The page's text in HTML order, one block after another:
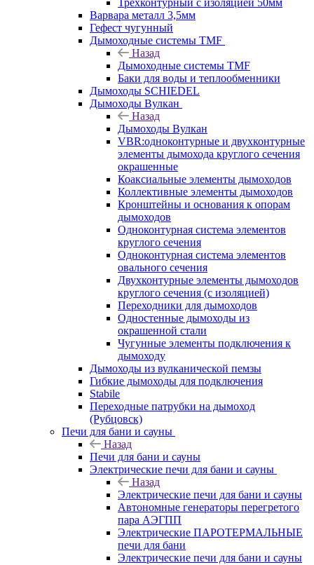
Трёхконтурный с изоляцией 50мм
Варвара металл 3,5мм
Гефест чугунный
Дымоходные системы TMF
Назад
Дымоходные системы TMF
Баки для воды и теплообменники
Дымоходы SCHIEDEL
Дымоходы Вулкан
Назад
Дымоходы Вулкан
VBR:одноконтурные и двухконтурные
элементы дымохода круглого сечения
окрашенные
Коаксиальные элементы дымоходов
Коллективные элементы дымоходов
Кронштейны и основания к опорам
дымоходов
Одноконтурная система элементов
круглого сечения
Одноконтурная система элементов
овального сечения
Двухконтурные элементы дымоходов
круглого сечения (с изоляцией)
Переходники для дымоходов
Одностенные дымоходы из
окрашенной стали
Чугунные элементы подключения к
дымоходу
Дымоходы из вулканической пемзы
Гибкие дымоходы для подключения
Stabile
Переходные патрубки на дымоход
(Рубцовск)
Печи для бани и сауны
Назад
Печи для бани и сауны
Электрические печи для бани и сауны
Назад
Электрические печи для бани и сауны
Автономные генераторы перегретого
пара АЭГПП
Электрические ПАРОТЕРМАЛЬНЫЕ
печи для бани
Электрические печи для бани и сауны